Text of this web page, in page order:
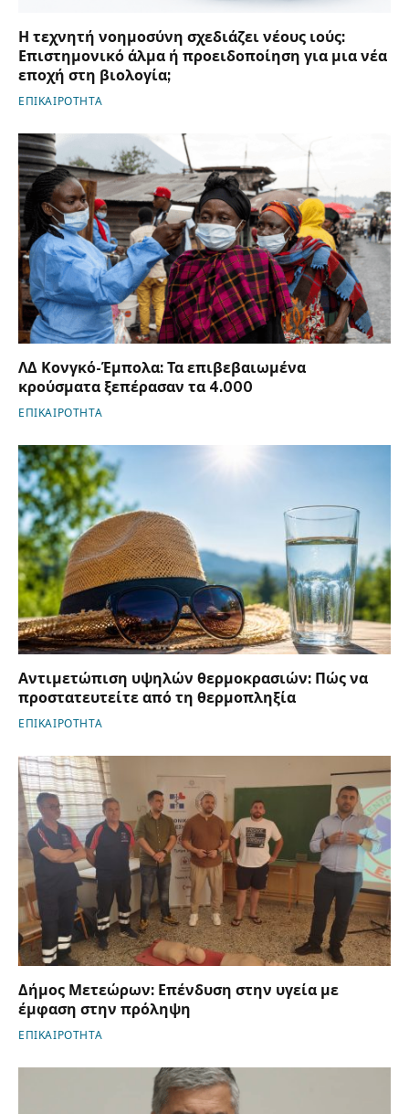
Η τεχνητή νοημοσύνη σχεδιάζει νέους ιούς:
Επιστημονικό άλμα ή προειδοποίηση για μια νέα
εποχή στη βιολογία;
ΕΠΙΚΑΙΡΟΤΗΤΑ
ΛΔ Κονγκό-Έμπολα: Τα επιβεβαιωμένα
κρούσματα ξεπέρασαν τα 4.000
ΕΠΙΚΑΙΡΟΤΗΤΑ
Αντιμετώπιση υψηλών θερμοκρασιών: Πώς να
προστατευτείτε από τη θερμοπληξία
ΕΠΙΚΑΙΡΟΤΗΤΑ
Δήμος Μετεώρων: Επένδυση στην υγεία με
έμφαση στην πρόληψη
ΕΠΙΚΑΙΡΟΤΗΤΑ